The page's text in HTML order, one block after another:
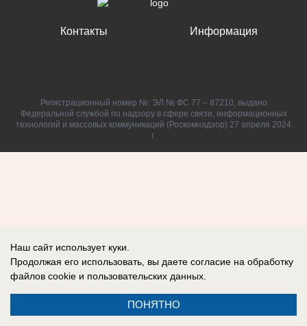
Контакты Информация
Регистрационный номер №: ЭЛ № ФС 77 – 87210, выдано
Федеральной службой по надзору в сфере связи, информационных
технологий и массовых коммуникаций (Роскомнадзор) 27 апреля 2024
г.
Наш сайт использует куки.
Продолжая его использовать, вы даете согласие на обработку
файлов cookie и пользовательских данных.
ПОНЯТНО